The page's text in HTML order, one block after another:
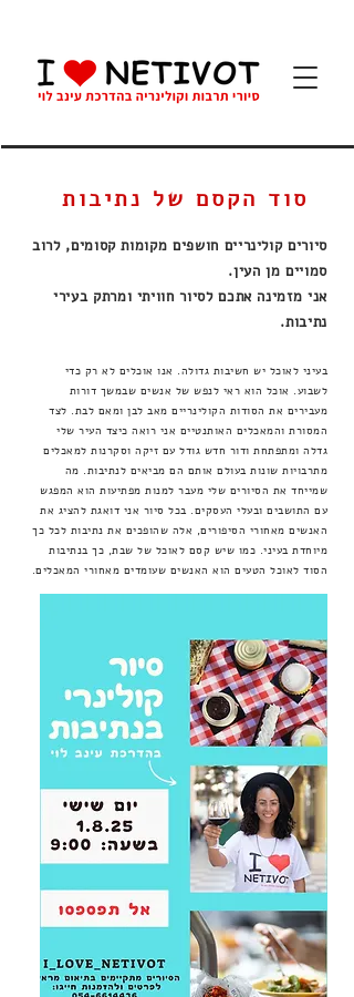
סוד הקסם של נתיבות
סיורים קולינריים חושפים מקומות קסומים, לרוב
סמויים מן העין.
אני מזמינה אתכם לסיור חוויתי ומרתק בעירי
נתיבות.
בעיני לאוכל יש חשיבות גדולה. אנו אוכלים לא רק כדי
לשבוע. אוכל הוא ראי לנפש של אנשים שבמשך דורות
מעבירים את הסודות הקולינריים מאב לבן ומאם לבת. לצד
המסורת והמאכלים האותנטיים אני רואה כיצד העיר שלי
גדלה ומתפתחת ודור חדש גודל עם זיקה וסקרנות למאכלים
מתרבויות שונות בעולם אותם הם מביאים לנתיבות. מה
שמייחד את הסיורים שלי מעבר למנות מפתיעות הוא המפגש
עם התושבים ובעלי העסקים. בכל סיור אני דואגת להציג את
האנשים מאחורי הסיפורים, אלה שהופכים את נתיבות לכל כך
מיוחדת בעיני. כמו שיש קסם לאוכל של שבת, כך בנתיבות
הסוד לאוכל הטעים הוא האנשים שעומדים מאחורי המאכלים.